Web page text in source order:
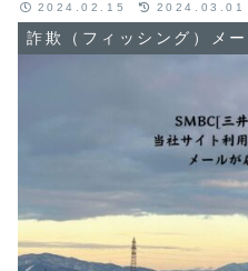
詐欺（フィッシング）メ
2024.02.15 2024.03.01